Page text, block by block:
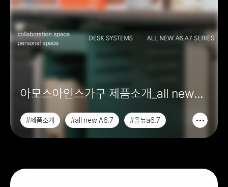
아모스아인스가구 제품소개_all new
a6.a7 시리즈
#제품소개 #all new A6.7 #올뉴a6.7